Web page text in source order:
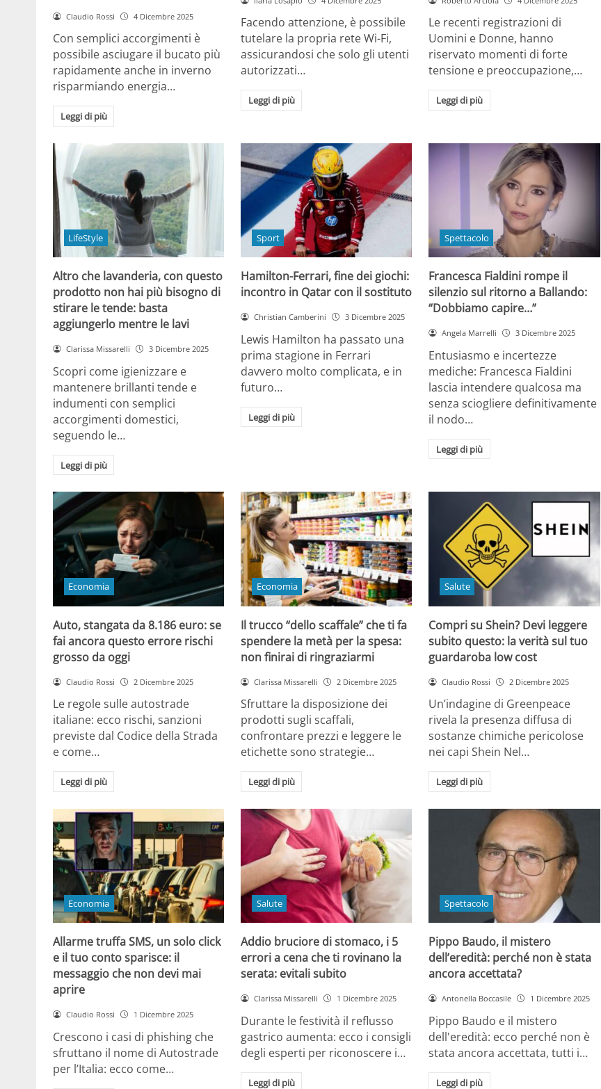
Claudio Rossi 4 Dicembre 2025
Con semplici accorgimenti è
possibile asciugare il bucato più
rapidamente anche in inverno
risparmiando energia…
Leggi di più
Facendo attenzione, è possibile
tutelare la propria rete Wi-Fi,
assicurandosi che solo gli utenti
autorizzati…
Leggi di più
Le recenti registrazioni di
Uomini e Donne, hanno
riservato momenti di forte
tensione e preoccupazione,…
Leggi di più
LifeStyle
Altro che lavanderia, con questo
prodotto non hai più bisogno di
stirare le tende: basta
aggiungerlo mentre le lavi
Clarissa Missarelli 3 Dicembre 2025
Scopri come igienizzare e
mantenere brillanti tende e
indumenti con semplici
accorgimenti domestici,
seguendo le…
Leggi di più
Sport
Hamilton-Ferrari, fine dei giochi:
incontro in Qatar con il sostituto
Christian Camberini 3 Dicembre 2025
Lewis Hamilton ha passato una
prima stagione in Ferrari
davvero molto complicata, e in
futuro…
Leggi di più
Spettacolo
Francesca Fialdini rompe il
silenzio sul ritorno a Ballando:
“Dobbiamo capire…”
Angela Marrelli 3 Dicembre 2025
Entusiasmo e incertezze
mediche: Francesca Fialdini
lascia intendere qualcosa ma
senza sciogliere definitivamente
il nodo…
Leggi di più
Economia
Auto, stangata da 8.186 euro: se
fai ancora questo errore rischi
grosso da oggi
Claudio Rossi 2 Dicembre 2025
Le regole sulle autostrade
italiane: ecco rischi, sanzioni
previste dal Codice della Strada
e come…
Leggi di più
Economia
Il trucco “dello scaffale” che ti fa
spendere la metà per la spesa:
non finirai di ringraziarmi
Clarissa Missarelli 2 Dicembre 2025
Sfruttare la disposizione dei
prodotti sugli scaffali,
confrontare prezzi e leggere le
etichette sono strategie…
Leggi di più
Salute
Compri su Shein? Devi leggere
subito questo: la verità sul tuo
guardaroba low cost
Claudio Rossi 2 Dicembre 2025
Un’indagine di Greenpeace
rivela la presenza diffusa di
sostanze chimiche pericolose
nei capi Shein Nel…
Leggi di più
Economia
Allarme truffa SMS, un solo click
e il tuo conto sparisce: il
messaggio che non devi mai
aprire
Claudio Rossi 1 Dicembre 2025
Crescono i casi di phishing che
sfruttano il nome di Autostrade
per l’Italia: ecco come…
Salute
Addio bruciore di stomaco, i 5
errori a cena che ti rovinano la
serata: evitali subito
Clarissa Missarelli 1 Dicembre 2025
Durante le festività il reflusso
gastrico aumenta: ecco i consigli
degli esperti per riconoscere i…
Leggi di più
Spettacolo
Pippo Baudo, il mistero
dell’eredità: perché non è stata
ancora accettata?
Antonella Boccasile 1 Dicembre 2025
Pippo Baudo e il mistero
dell'eredità: ecco perché non è
stata ancora accettata, tutti i…
Leggi di più